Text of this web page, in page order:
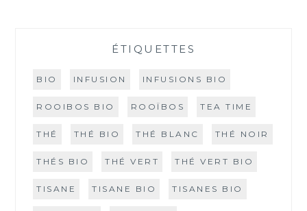
ÉTIQUETTES
BIO INFUSION INFUSIONS BIO
ROOIBOS BIO ROOÏBOS TEA TIME
THÉ THÉ BIO THÉ BLANC THÉ NOIR
THÉS BIO THÉ VERT THÉ VERT BIO
TISANE TISANE BIO TISANES BIO